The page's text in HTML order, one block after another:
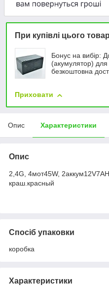
При купівлі цього
Бонус на вибір:
(акумулятор)
безкоштовна
Приховати
Опис Характеристики
Опис
2,4G, 4мот45W,
краш.красный
Спосіб упаковки
коробка
Характеристики